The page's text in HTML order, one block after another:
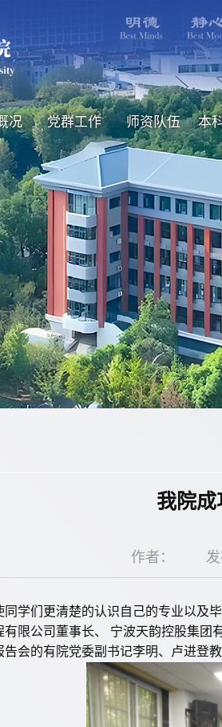
况 党群工作 师资队伍 本
我院
作者：
同学们更清楚的认识自己的专业以及
有限公司董事长、 宁波天韵控股集团
告会的有院党委副书记李明、卢进登